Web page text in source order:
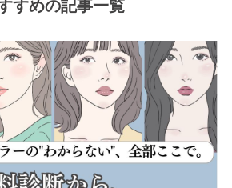
すめの記事一覧